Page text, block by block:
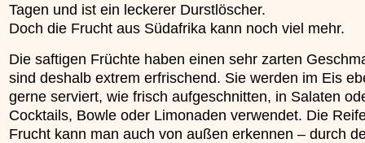
Tagen und ist ein leckerer Durstlöscher.
Doch die Frucht aus Südafrika kann noch viel mehr.
Die saftigen Früchte haben einen sehr zarten
sind deshalb extrem erfrischend. Sie werden im Eis
gerne serviert, wie frisch aufgeschnitten, in Salaten
Cocktails, Bowle oder Limonaden verwendet. Die
Frucht kann man auch von außen erkennen – durch
x
Erfahrungen mit und Anwendungsweisen von
Kleines